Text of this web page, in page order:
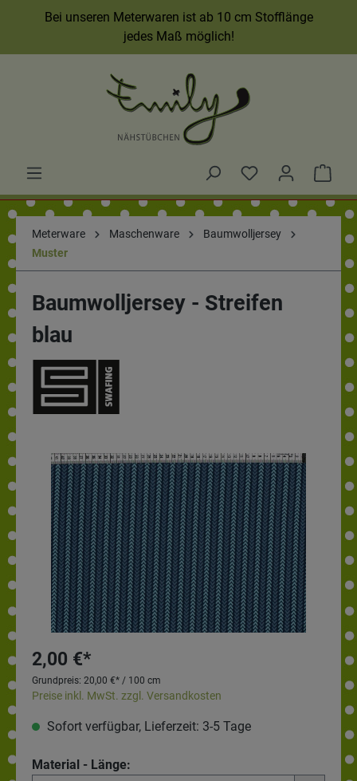
Bei unseren Meterwaren ist ab 10 cm Stofflänge
jedes Maß möglich!
Meterware Maschenware
Baumwolljersey
Muster
Baumwolljersey - Streifen
blau
2,00 €*
Grundpreis: 20,00 €* / 100 cm
Preise inkl. MwSt. zzgl. Versandkosten
Sofort verfügbar, Lieferzeit: 3-5 Tage
Material - Länge: